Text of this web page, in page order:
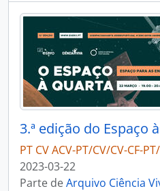
PT CV ACV-PT/CV/CV-CF-
2023-03-22
Parte deArquivo Ciência